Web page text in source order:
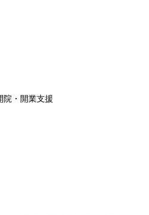
院・開業支援